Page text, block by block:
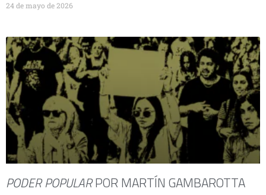
24 de mayo de 2026
PODER POPULARPOR MARTÍN GAMBAROTTA